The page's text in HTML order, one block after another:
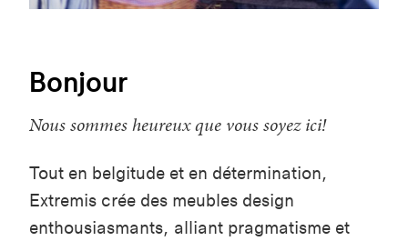
Bonjour
Nous sommes heureux que vous soyez ici!
Tout en belgitude et en détermination,
Extremis crée des meubles design
enthousiasmants, alliant pragmatisme et